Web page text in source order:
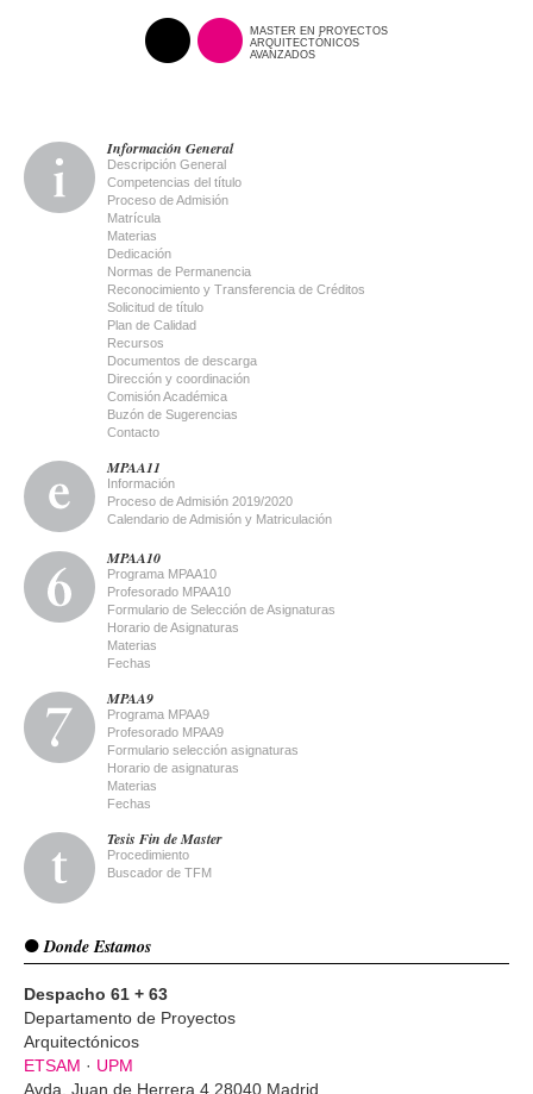
MASTER EN PROYECTOS
ARQUITECTÓNICOS
AVANZADOS
Información General
Descripción General
Competencias del título
Proceso de Admisión
Matrícula
Materias
Dedicación
Normas de Permanencia
Reconocimiento y Transferencia de Créditos
Solicitud de título
Plan de Calidad
Recursos
Documentos de descarga
Dirección y coordinación
Comisión Académica
Buzón de Sugerencias
Contacto
MPAA11
Información
Proceso de Admisión 2019/2020
Calendario de Admisión y Matriculación
MPAA10
Programa MPAA10
Profesorado MPAA10
Formulario de Selección de Asignaturas
Horario de Asignaturas
Materias
Fechas
MPAA9
Programa MPAA9
Profesorado MPAA9
Formulario selección asignaturas
Horario de asignaturas
Materias
Fechas
Tesis Fin de Master
Procedimiento
Buscador de TFM
Donde Estamos
Despacho 61 + 63
Departamento de Proyectos
Arquitectónicos
ETSAM · UPM
Avda. Juan de Herrera 4 28040 Madrid